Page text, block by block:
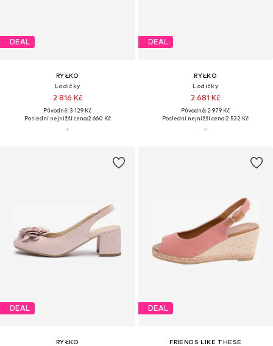
DEAL
RYŁKO
Lodičky
2 816 Kč
Původně: 3 129 Kč
Poslední nejnižší cena:2 660 Kč
DEAL
RYŁKO
Lodičky
2 681 Kč
Původně: 2 979 Kč
Poslední nejnižší cena:2 532 Kč
DEAL
RYŁKO
DEAL
FRIENDS LIKE THESE